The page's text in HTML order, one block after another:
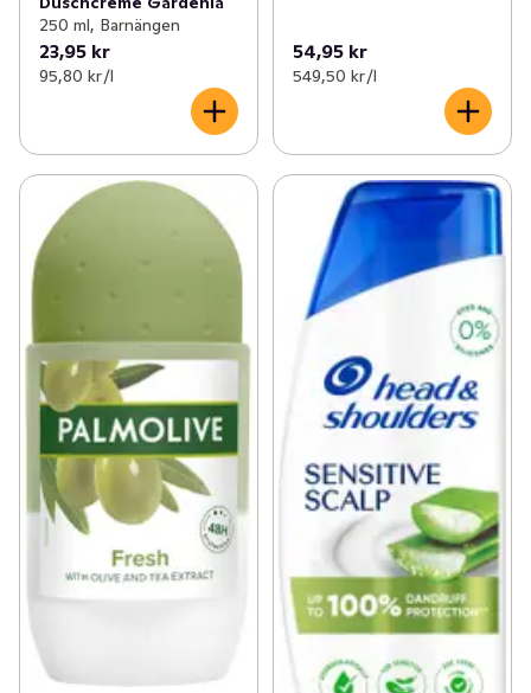
250 ml, Barnängen
23,95 kr
95,80 kr /l
54,95 kr
549,50 kr /l